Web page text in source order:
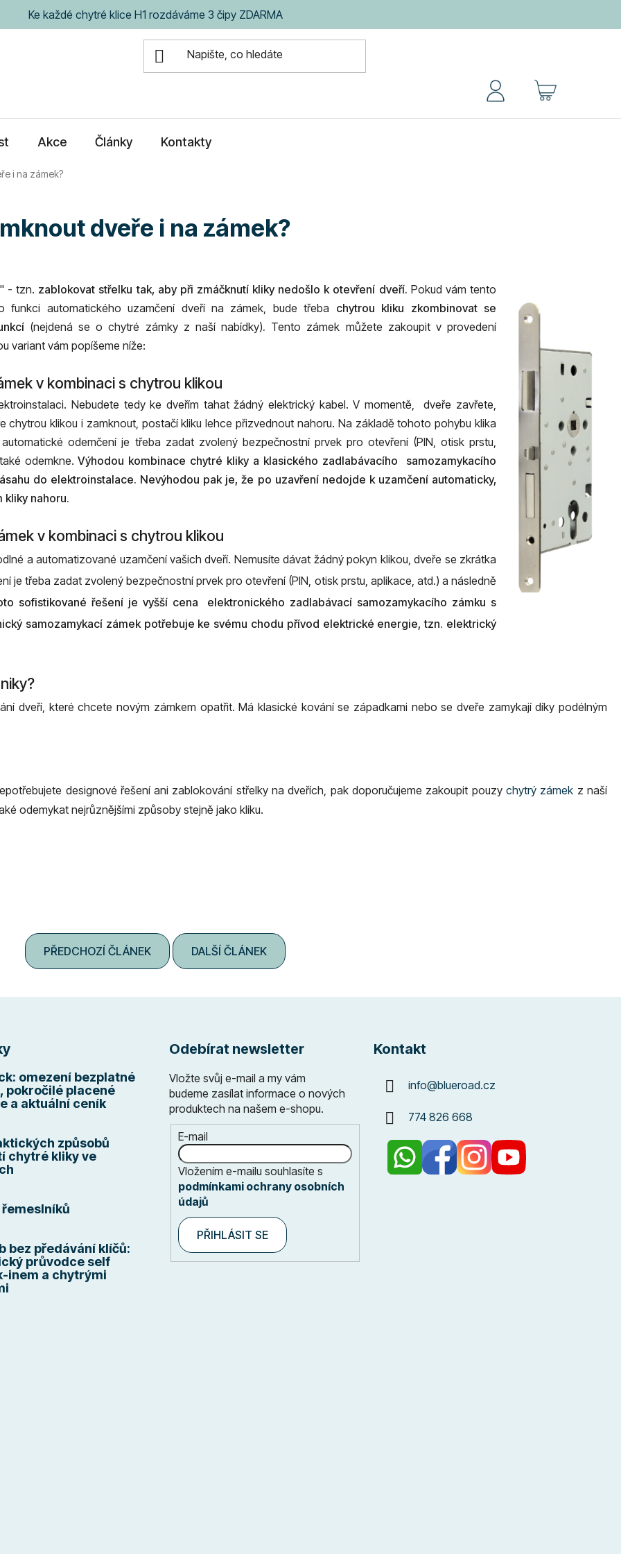
Ke každé chytré klice H1 rozdáváme 3 čipy ZDARMA
NÁKUPNÍ
Akce Články Kontakty
i na zámek?
dveře i na zámek?
- tzn. zablokovat střelku tak, aby při zmáčknutí kliky nedošlo k otevření dveří. Pokud vám tento
automatického uzamčení dveří na zámek, bude třeba chytrou kliku zkombinovat se
(nejdená se o chytré zámky z naší nabídky). Tento zámek můžete zakoupit v provedení
variant vám popíšeme níže:
v kombinaci s chytrou klikou
Nebudete tedy ke dveřím tahat žádný elektrický kabel. V momentě, dveře zavřete,
klikou i zamknout, postačí kliku lehce přizvednout nahoru. Na základě tohoto pohybu klika
odemčení je třeba zadat zvolený bezpečnostní prvek pro otevření (PIN, otisk prstu,
odemkne.Výhodou kombinace chytré kliky a klasického zadlabávacího samozamykacího
do elektroinstalace. Nevýhodou pak je, že po uzavření nedojde k uzamčení automaticky,
kliky nahoru.
v kombinaci s chytrou klikou
a automatizované uzamčení vašich dveří. Nemusíte dávat žádný pokyn klikou, dveře se zkrátka
je třeba zadat zvolený bezpečnostní prvek pro otevření (PIN, otisk prstu, aplikace, atd.) a následně
sofistikované řešení je vyšší cena elektronického zadlabávací samozamykacího zámku s
samozamykací zámek potřebuje ke svému chodu přívod elektrické energie, tzn. elektrický
dveří, které chcete novým zámkem opatřit. Má klasické kování se západkami nebo se dveře zamykají díky podélným
designové řešení ani zablokování střelky na dveřích, pak doporučujeme zakoupit pouzychytrý zámek z naší
odemykat nejrůznějšími způsoby stejně jako kliku.
PŘEDCHOZÍ ČLÁNEK DALŠÍ ČLÁNEK
omezení bezplatné
pokročilé placené
a aktuální ceník
způsobů
chytré kliky ve
řemeslníků
bez předávání klíčů:
průvodce self
inem a chytrými
Odebírat newsletter
Vložte svůj e-mail a my vám
budeme zasílat informace o nových
produktech na našem e-shopu.
E-mail
Vložením e-mailu souhlasíte s
podmínkami ochrany osobních
údajů
PŘIHLÁSIT SE
Kontakt
info@blueroad.cz
774 826 668